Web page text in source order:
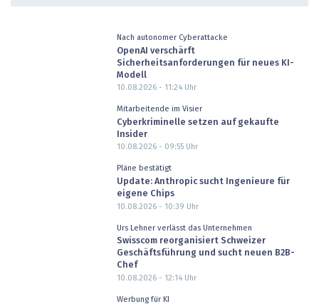
Nach autonomer Cyberattacke
OpenAI verschärft
Sicherheitsanforderungen für neues KI-
Modell
10.08.2026 - 11:24Uhr
Mitarbeitende im Visier
Cyberkriminelle setzen auf gekaufte
Insider
10.08.2026 - 09:55Uhr
Pläne bestätigt
Update: Anthropic sucht Ingenieure für
eigene Chips
10.08.2026 - 10:39 Uhr
Urs Lehner verlässt das Unternehmen
Swisscom reorganisiert Schweizer
Geschäftsführung und sucht neuen B2B-
Chef
10.08.2026 - 12:14Uhr
Werbung für KI